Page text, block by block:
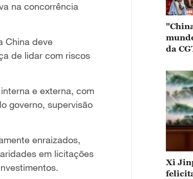
na concorrência
China deve
de lidar com riscos
e externa, com
governo, supervisão
enraizados,
em licitações
da
Xi